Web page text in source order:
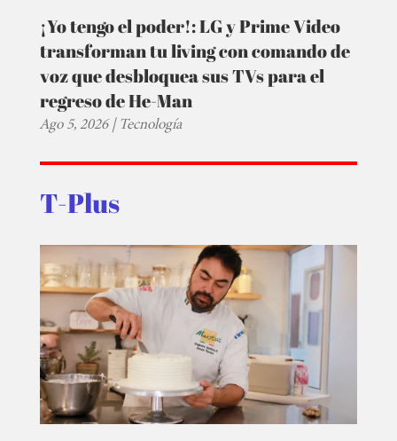
¡Yo tengo el poder!: LG y Prime Video
transforman tu living con comando de
voz que desbloquea sus TVs para el
regreso de He-Man
Ago 5, 2026|Tecnología
T-Plus